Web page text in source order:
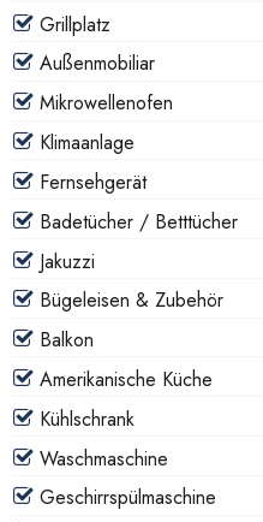
Grillplatz
Außenmobiliar
Mikrowellenofen
Klimaanlage
Fernsehgerät
Badetücher / Betttücher
Jakuzzi
Bügeleisen & Zubehör
Balkon
Amerikanische Küche
Kühlschrank
Waschmaschine
Geschirrspülmaschine